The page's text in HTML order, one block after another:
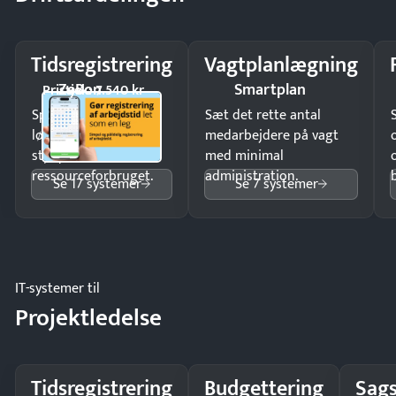
Tidsregistrering
ZeBon
Pristjek: 7.540 kr
Spar tid på
lønberegning og få
styr på
ressourceforbruget.
Se 17 systemer
Vagtplanlægning
Smartplan
Sæt det rette antal
medarbejdere på vagt
med minimal
administration.
Se 7 systemer
IT-systemer til
Projektledelse
Tidsregistrering Budgettering